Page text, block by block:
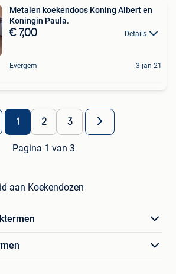
Metalen koekendoos Koning Albert en
Koningin Paula.
€ 7,00 Details
Evergem 3 jan 21
1 2 3
Pagina 1 van 3
aan Koekendozen